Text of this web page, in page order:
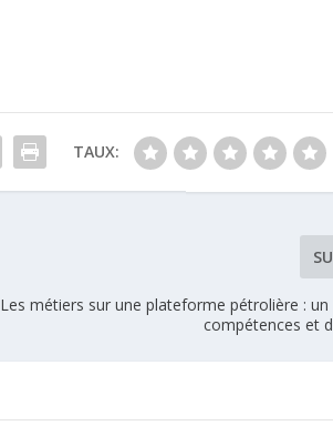
TAUX:
Les métiers sur une plateforme pétrolière :
compétences et